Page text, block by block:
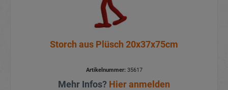
Storch aus Plüsch 20x37x75cm
Artikelnummer:35617
Mehr Infos? Hier anmelden